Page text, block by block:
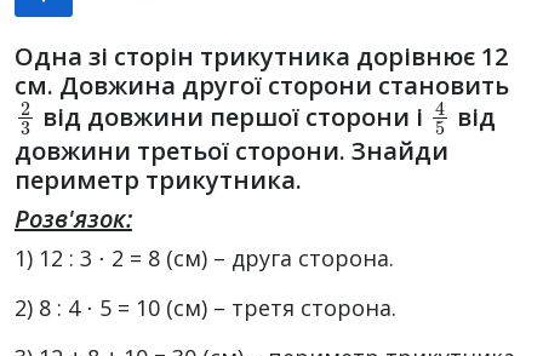
Одна зі сторін трикутника дорівнює 12
см. Довжина другої сторони становить
23
від довжини першої сторони і
45
від
довжини третьої сторони. Знайди
периметр трикутника.
Розв'язок:
1) 12 : 3 ⋅ 2 = 8 (см) – друга сторона.
2) 8 : 4 ⋅ 5 = 10 (см) – третя сторона.